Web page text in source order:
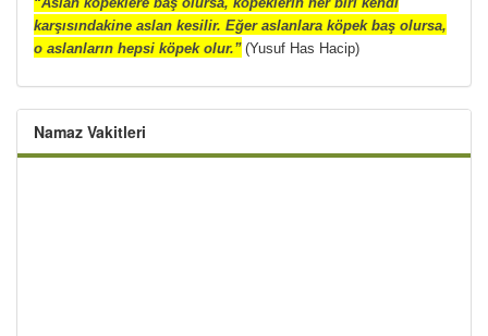
karşısındakine aslan kesilir. Eğer aslanlara köpek baş olursa,
o aslanların hepsi köpek olur.” (Yusuf Has Hacip)
Namaz Vakitleri